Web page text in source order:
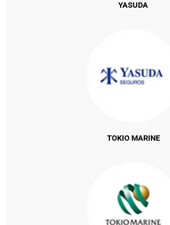
YASUDA
TOKIO MARINE